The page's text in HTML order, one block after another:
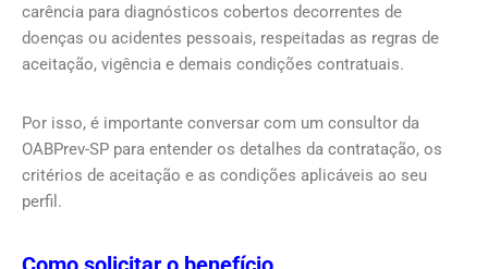
carência para diagnósticos cobertos decorrentes de
doenças ou acidentes pessoais, respeitadas as regras de
aceitação, vigência e demais condições contratuais.
Por isso, é importante conversar com um consultor da
OABPrev-SP para entender os detalhes da contratação, os
critérios de aceitação e as condições aplicáveis ao seu
perfil.